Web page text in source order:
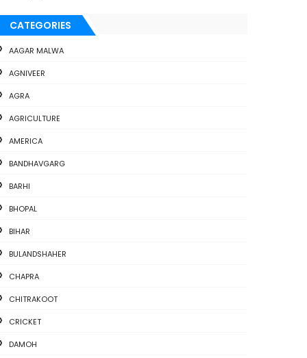
CATEGORIES
AAGAR MALWA
AGNIVEER
AGRA
AGRICULTURE
AMERICA
BANDHAVGARG
BARHI
BHOPAL
BIHAR
BULANDSHAHER
CHAPRA
CHITRAKOOT
CRICKET
DAMOH